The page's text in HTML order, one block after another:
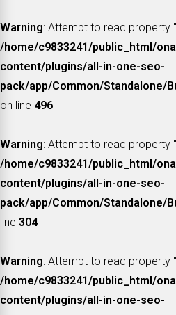
Warning: Attempt to read property
/home/c9833241/public_html/
content/plugins/all-in-one-seo-
pack/app/Common/Standalone/
on line 496
Warning: Attempt to read property
/home/c9833241/public_html/
content/plugins/all-in-one-seo-
pack/app/Common/Standalone/
line 304
Warning: Attempt to read property
/home/c9833241/public_html/
content/plugins/all-in-one-seo-